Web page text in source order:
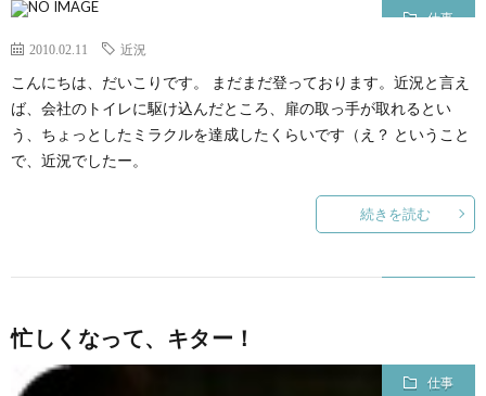
仕事
2010.02.11 近況
こんにちは、だいこりです。 まだまだ登っております。近況と言え
ば、会社のトイレに駆け込んだところ、扉の取っ手が取れるとい
う、ちょっとしたミラクルを達成したくらいです（え？ ということ
で、近況でしたー。
続きを読む
忙しくなって、キター！
仕事